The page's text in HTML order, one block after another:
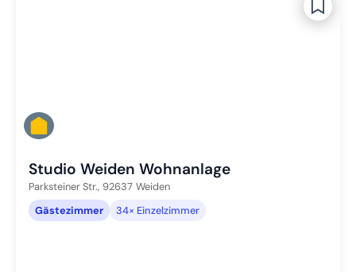
Studio Weiden Wohnanlage
Parksteiner Str., 92637 Weiden
Gästezimmer
34× Einzelzimmer